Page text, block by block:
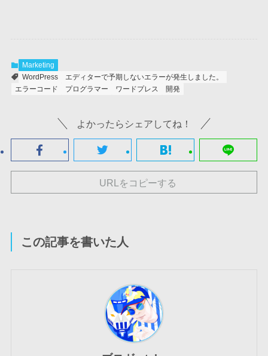
Marketing
WordPress
エディターで予期しないエラーが発生しました。
エラーコード
プログラマー ワードプレス 開発
よかったらシェアしてね！
URLをコピーする
この記事を書いた人